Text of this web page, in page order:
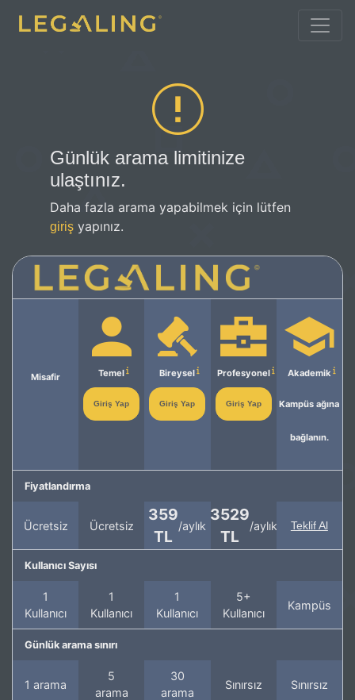
Günlük arama limitinize
ulaştınız.
Daha fazla arama yapabilmek için lütfen
giriş yapınız.
Misafir Temel
Giriş Yap
Bireysel
Giriş Yap
Profesyonel
Giriş Yap
Akademik
Kampüs ağına
bağlanın.
Fiyatlandırma
Ücretsiz Ücretsiz
359
TL
/aylık
3529
TL
/aylık Teklif Al
Kullanıcı Sayısı
1
Kullanıcı
1
Kullanıcı
1
Kullanıcı
5+
Kullanıcı
Kampüs
Günlük arama sınırı
1 arama
5
arama
30
arama
Sınırsız Sınırsız